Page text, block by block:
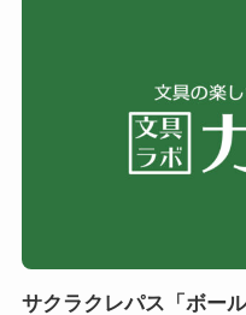
サクラクレパス「ボー